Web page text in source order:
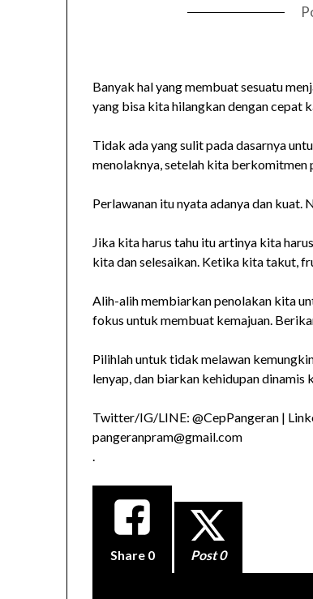
Banyak hal yang membuat sesuatu
yang bisa kita hilangkan dengan cepat
Tidak ada yang sulit pada dasarnya
menolaknya, setelah kita berkomitmen
Perlawanan itu nyata adanya dan kuat.
Jika kita harus tahu itu artinya kita
kita dan selesaikan. Ketika kita takut,
Alih-alih membiarkan penolakan kita
fokus untuk membuat kemajuan.
Pilihlah untuk tidak melawan
lenyap, dan biarkan kehidupan
Twitter/IG/LINE: @CepPangeran |
pangeranpram@gmail.com
.
Share 0 Post 0